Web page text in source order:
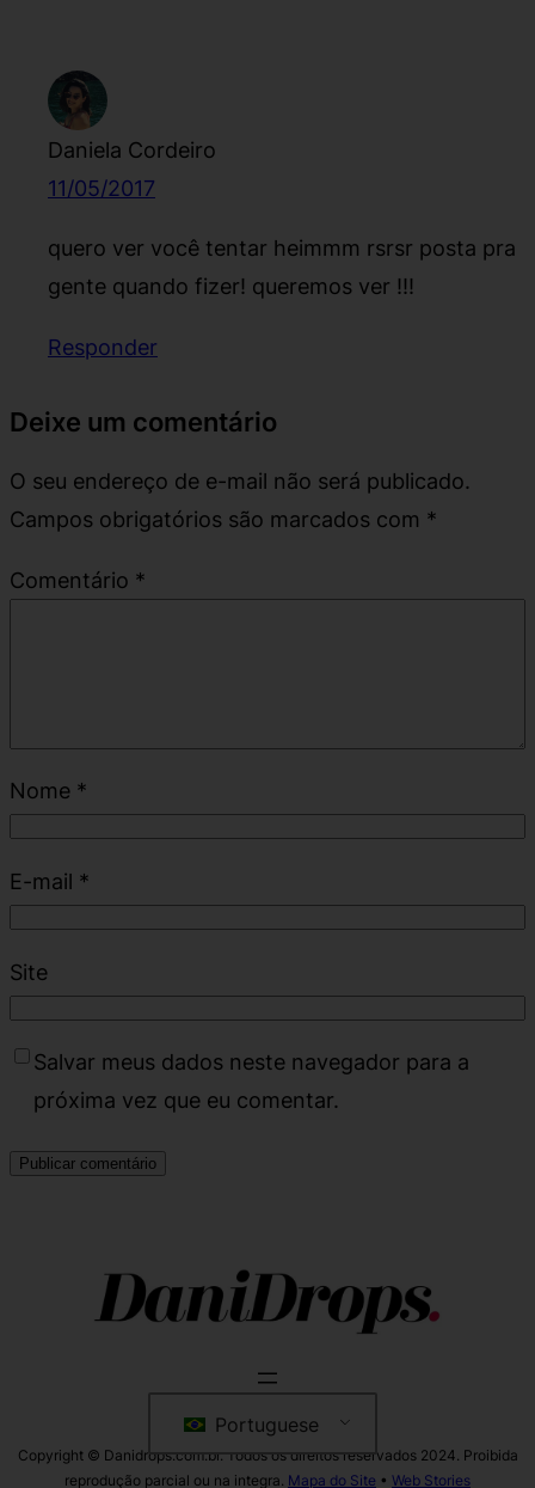
Daniela Cordeiro
11/05/2017
quero ver você tentar heimmm rsrsr posta pra
gente quando fizer! queremos ver !!!
Responder
Deixe um comentário
O seu endereço de e-mail não será publicado.
Campos obrigatórios são marcados com *
Comentário *
Nome *
E-mail *
Site
Salvar meus dados neste navegador para a
próxima vez que eu comentar.
Portuguese
Copyright © Danidrops.com.br. Todos os direitos reservados 2024. Proibida
reprodução parcial ou na integra. Mapa do Site • Web Stories